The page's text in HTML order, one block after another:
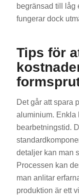
begränsad till låg
fungerar dock
Tips för
Det går att spara
aluminium. Enkla
bearbetningstid.
detaljer kan man
Processen kan
man anlitar
produktion är ett